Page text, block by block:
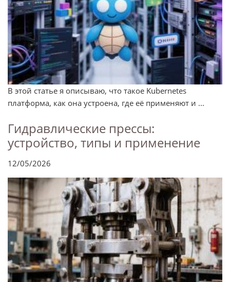
В этой статье я описываю, что такое Kubernetes
платформа, как она устроена, где её применяют и ...
Гидравлические прессы:
устройство, типы и применение
12/05/2026